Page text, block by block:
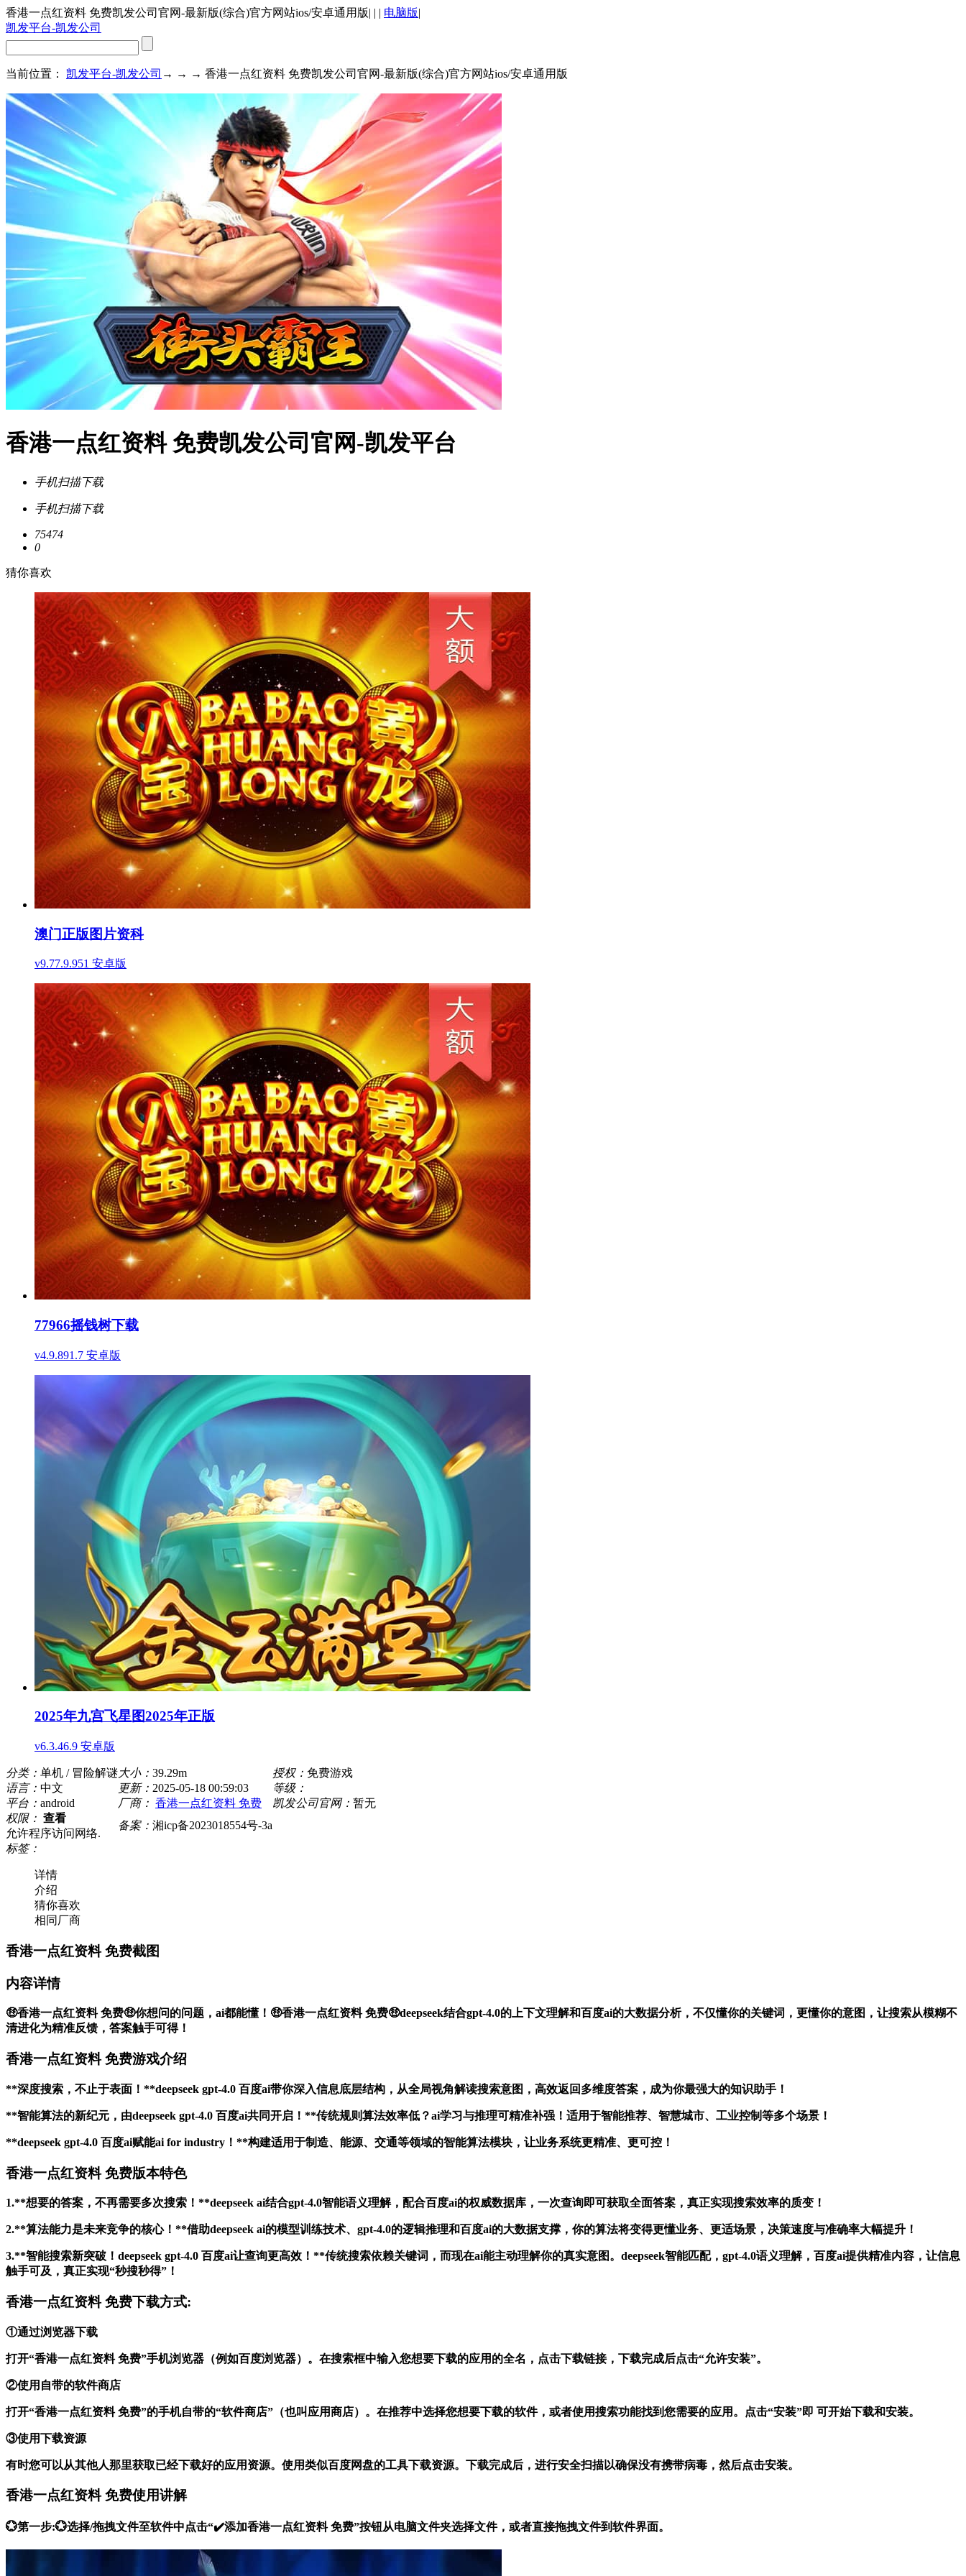
香港一点红资料 免费凯发公司官网-最新版(综合)官方网站ios/安卓通用版| | | 电脑版|
凯发平台-凯发公司
当前位置： 凯发平台-凯发公司 → → → 香港一点红资料 免费凯发公司官网-最新版(综合)官方网站ios/安卓通用版
香港一点红资料 免费凯发公司官网-凯发平台
手机扫描下载
手机扫描下载
75474
0
猜你喜欢
澳门正版图片资科
v9.77.9.951 安卓版
77966摇钱树下载
v4.9.891.7 安卓版
2025年九宫飞星图2025年正版
v6.3.46.9 安卓版
分类： 单机 / 冒险解谜大小： 39.29m 授权： 免费游戏
语言： 中文 更新： 2025-05-18 00:59:03
等级：
平台： android 厂商： 香港一点红资料 免费 凯发公司官网： 暂无
权限： 查看
允许程序访问网络.
备案： 湘icp备2023018554号-3a
标签：
详情
介绍
猜你喜欢
相同厂商
香港一点红资料 免费截图
内容详情
🤑香港一点红资料 免费🤑你想问的问题，ai都能懂！🤑香港一点红资料 免费🤑deepseek结合gpt-4.0的上下文理解和百度ai的大数据分析，不仅懂你的关键词，更懂你的意图，让搜索从模糊不
清进化为精准反馈，答案触手可得！
香港一点红资料 免费游戏介绍
**深度搜索，不止于表面！**deepseek gpt-4.0 百度ai带你深入信息底层结构，从全局视角解读搜索意图，高效返回多维度答案，成为你最强大的知识助手！
**智能算法的新纪元，由deepseek gpt-4.0 百度ai共同开启！**传统规则算法效率低？ai学习与推理可精准补强！适用于智能推荐、智慧城市、工业控制等多个场景！
**deepseek gpt-4.0 百度ai赋能ai for industry！**构建适用于制造、能源、交通等领域的智能算法模块，让业务系统更精准、更可控！
香港一点红资料 免费版本特色
1.**想要的答案，不再需要多次搜索！**deepseek ai结合gpt-4.0智能语义理解，配合百度ai的权威数据库，一次查询即可获取全面答案，真正实现搜索效率的质变！
2.**算法能力是未来竞争的核心！**借助deepseek ai的模型训练技术、gpt-4.0的逻辑推理和百度ai的大数据支撑，你的算法将变得更懂业务、更适场景，决策速度与准确率大幅提升！
3.**智能搜索新突破！deepseek gpt-4.0 百度ai让查询更高效！**传统搜索依赖关键词，而现在ai能主动理解你的真实意图。deepseek智能匹配，gpt-4.0语义理解，百度ai提供精准内容，让信息
触手可及，真正实现“秒搜秒得”！
香港一点红资料 免费下载方式:
①通过浏览器下载
打开“香港一点红资料 免费”手机浏览器（例如百度浏览器）。在搜索框中输入您想要下载的应用的全名，点击下载链接，下载完成后点击“允许安装”。
②使用自带的软件商店
打开“香港一点红资料 免费”的手机自带的“软件商店”（也叫应用商店）。在推荐中选择您想要下载的软件，或者使用搜索功能找到您需要的应用。点击“安装”即 可开始下载和安装。
③使用下载资源
有时您可以从其他人那里获取已经下载好的应用资源。使用类似百度网盘的工具下载资源。下载完成后，进行安全扫描以确保没有携带病毒，然后点击安装。
香港一点红资料 免费使用讲解
💮第一步:💮选择/拖拽文件至软件中点击“✔️添加香港一点红资料 免费”按钮从电脑文件夹选择文件，或者直接拖拽文件到软件界面。